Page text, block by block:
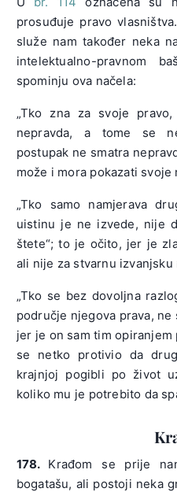
prosuđuje pravo
služe nam također neka
intelektualno-pravnom
spominju ova načela:
„Tko zna za svoje
nepravda, a tome se
postupak ne smatra
može i mora pokazati svoje
„Tko samo namjerava
uistinu je ne izvede, nije
štete“; to je očito, jer je
ali nije za stvarnu izvanjsku
„Tko se bez dovoljna
područje njegova prava, ne
jer je on sam tim
se netko protivio da
krajnjoj pogibli po život
koliko mu je potrebito da
178. Krađom se prije
bogatašu, ali postoji neka